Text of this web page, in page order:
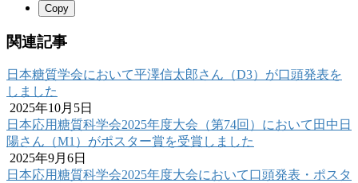
Copy
関連記事
日本糖質学会において平澤信太郎さん（D3）が口頭発表を
しました
2025年10月5日
日本応用糖質科学会2025年度大会（第74回）において田中日
陽さん（M1）がポスター賞を受賞しました
2025年9月6日
日本応用糖質科学会2025年度大会において口頭発表・ポスタ